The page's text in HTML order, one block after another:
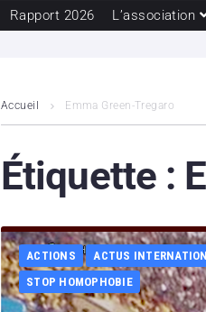
Rapport 2026 L’association
Accueil Emma Green-Tregaro
Étiquette :
ACTIONS ACTUS
STOP HOMOPHOBIE